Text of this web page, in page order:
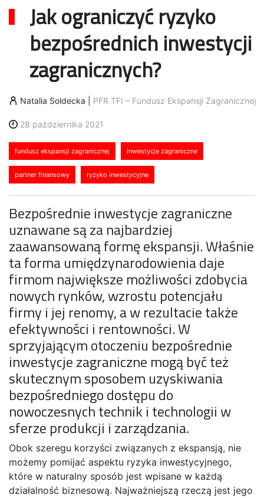
Jak ograniczyć ryzyko
bezpośrednich inwestycji
zagranicznych?
Natalia Soldecka PFR TFI – Fundusz Ekspansji Zagranicznej
28 października 2021
fundusz ekspansji zagranicznej inwestycje zagraniczne
partner finansowy ryzyko inwestycyjne
Bezpośrednie inwestycje zagraniczne
uznawane są za najbardziej
zaawansowaną formę ekspansji. Właśnie
ta forma umiędzynarodowienia daje
firmom największe możliwości zdobycia
nowych rynków, wzrostu potencjału
firmy i jej renomy, a w rezultacie także
efektywności i rentowności. W
sprzyjającym otoczeniu bezpośrednie
inwestycje zagraniczne mogą być też
skutecznym sposobem uzyskiwania
bezpośredniego dostępu do
nowoczesnych technik i technologii w
sferze produkcji i zarządzania.
Obok szeregu korzyści związanych z ekspansją, nie
możemy pomijać aspektu ryzyka inwestycyjnego,
które w naturalny sposób jest wpisane w każdą
działalność biznesową. Najważniejszą rzeczą jest jego